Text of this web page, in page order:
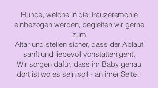
Hunde, welche in die Trauzeremonie
einbezogen werden, begleiten wir gerne
zum
Altar und stellen sicher, dass der Ablauf
sanft und liebevoll vonstatten geht.
Wir sorgen dafür, dass ihr Baby genau
dort ist wo es sein soll - an ihrer Seite !